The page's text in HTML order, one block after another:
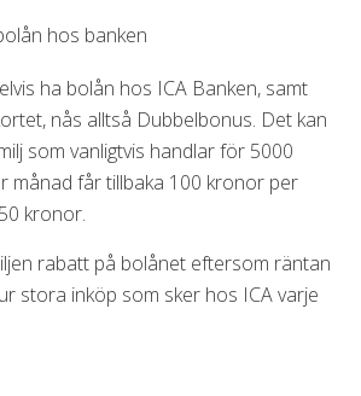
hos banken
ha bolån hos ICA Banken, samt
nås alltså Dubbelbonus. Det kan
som vanligtvis handlar för 5000
månad får tillbaka 100 kronor per
kronor.
rabatt på bolånet eftersom räntan
stora inköp som sker hos ICA varje